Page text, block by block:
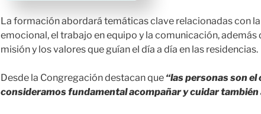
La formación abordará temáticas clave relacionadas con
emocional, el trabajo en equipo y la comunicación,
misión y los valores que guían el día a día en las residencias.
Desde la Congregación destacan que “las personas son
consideramos fundamental acompañar y cuidar también